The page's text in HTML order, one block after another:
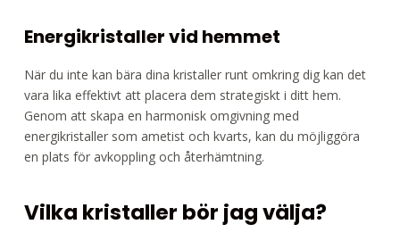
Energikristaller vid hemmet
När du inte kan bära dina kristaller runt omkring dig kan det
vara lika effektivt att placera dem strategiskt i ditt hem.
Genom att skapa en harmonisk omgivning med
energikristaller som ametist och kvarts, kan du möjliggöra
en plats för avkoppling och återhämtning.
Vilka kristaller bör jag välja?